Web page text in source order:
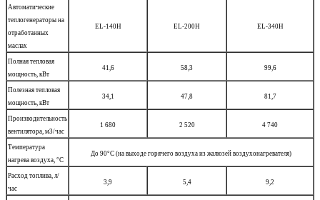
Автоматические
теплогенераторы на
отработанных
маслах
EL-140H EL-200H EL-340H
Полная тепловая
мощность, кВт
41,6 58,3 99,6
Полезная тепловая
мощность, кВт
34,1 47,8 81,7
Производительность
вентилятора, м3/час
1 680 2 520 4 740
Температура
нагрева воздуха, °C
До 90°C (на выходе горячего воздуха из жалюзей воздухонагревателя)
Расход топлива, л/
час
3,9 5,4 9,2